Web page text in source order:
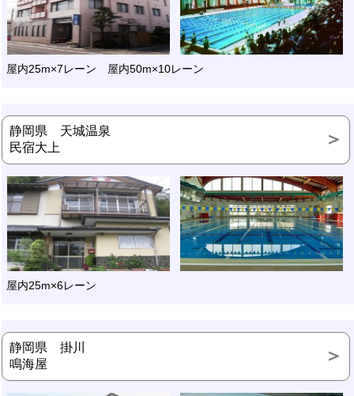
屋内25m×7レーン 屋内50m×10レーン
静岡県 天城温泉
民宿大上
屋内25m×6レーン
静岡県 掛川
鳴海屋